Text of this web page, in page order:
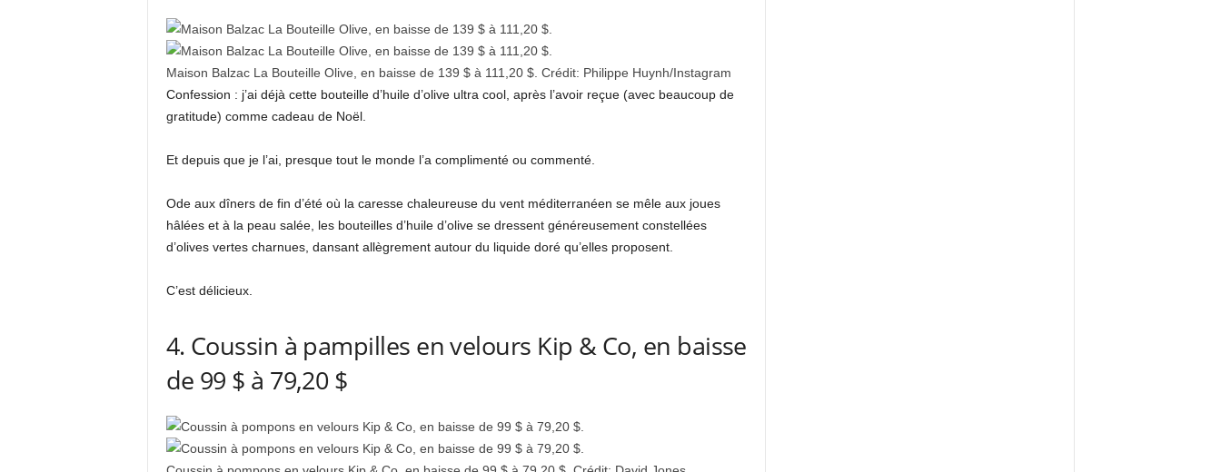
Maison Balzac La Bouteille Olive, en baisse de 139 $ à 111,20 $. Crédit: Philippe Huynh/Instagram
Confession : j’ai déjà cette bouteille d’huile d’olive ultra cool, après l’avoir reçue (avec beaucoup de
gratitude) comme cadeau de Noël.
Et depuis que je l’ai, presque tout le monde l’a complimenté ou commenté.
Ode aux dîners de fin d’été où la caresse chaleureuse du vent méditerranéen se mêle aux joues
hâlées et à la peau salée, les bouteilles d’huile d’olive se dressent généreusement constellées
d’olives vertes charnues, dansant allègrement autour du liquide doré qu’elles proposent.
C’est délicieux.
4. Coussin à pampilles en velours Kip & Co, en baisse
de 99 $ à 79,20 $